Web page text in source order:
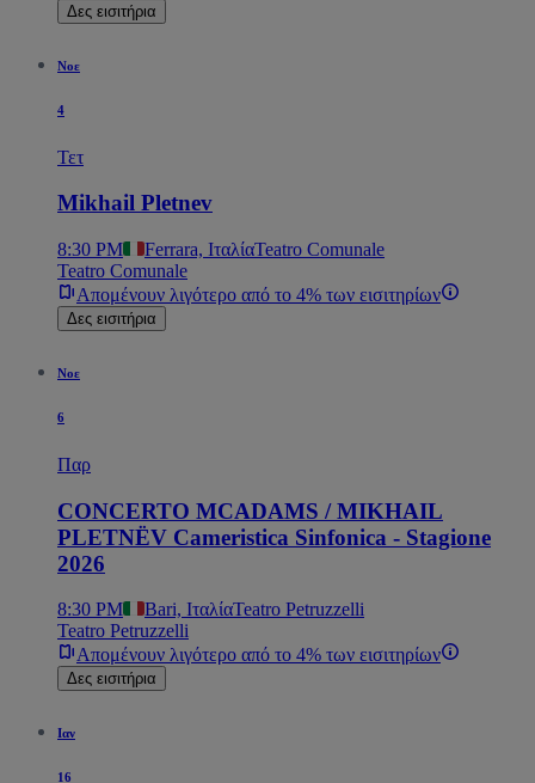
Δες εισιτήρια
Νοε
4
Τετ
Mikhail Pletnev
8:30 PM Ferrara, ΙταλίαTeatro Comunale
Teatro Comunale
Απομένουν λιγότερο από το 4% των εισιτηρίων
Δες εισιτήρια
Νοε
6
Παρ
CONCERTO MCADAMS / MIKHAIL
PLETNËV Cameristica Sinfonica - Stagione
2026
8:30 PM Bari, ΙταλίαTeatro Petruzzelli
Teatro Petruzzelli
Απομένουν λιγότερο από το 4% των εισιτηρίων
Δες εισιτήρια
Ιαν
16